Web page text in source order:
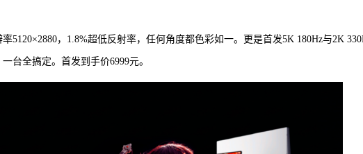
5120×2880，1.8%超低反射率，任何角度都色彩如一。更是首发5K 180Hz与2K
台全搞定。首发到手价6999元。